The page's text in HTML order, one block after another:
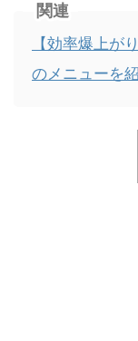
関連
【効率爆上が
のメニューを